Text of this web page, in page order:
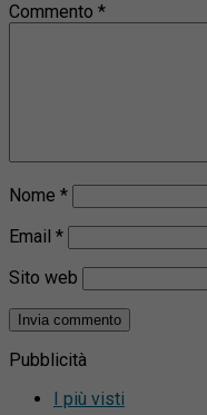
Commento *
Nome *
Email *
Sito web
Pubblicità
I più visti